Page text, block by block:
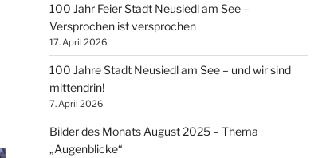
100 Jahr Feier Stadt Neusiedl am See –
Versprochen ist versprochen
17. April 2026
100 Jahre Stadt Neusiedl am See – und wir sind
mittendrin!
7. April 2026
Bilder des Monats August 2025 – Thema
„Augenblicke“